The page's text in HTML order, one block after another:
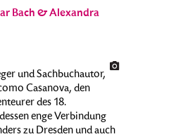
Bach & Alexandra
und Sachbuchautor,
Casanova, den
des 18.
enge Verbindung
zu Dresden und auch